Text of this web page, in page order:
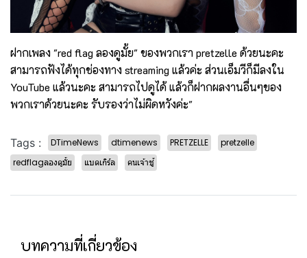
ฝากเพลง "red flag ลองดูมั้ย" ของพวกเรา pretzelle ด้วยนะคะ
สามารถฟังได้ทุกช่องทาง streaming แล้วค่ะ ส่วนเอ็มวีก็มีลงใน
YouTube แล้วนะคะ สามารถไปดูได้ แล้วก็ฝากผลงานอื่นๆของ
พวกเราด้วยนะคะ รับรองว่าไม่ผิดหวังค่ะ"
Tags : DTimeNews dtimenews PRETZELLE
pretzelle
redflagลองดูมั้ย
แบดเกิร์ล คนเจ้าชู้
บทความที่เกี่ยวข้อง